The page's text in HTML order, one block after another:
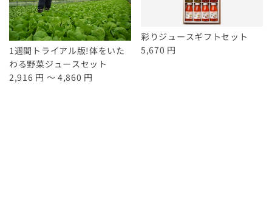
1週間トライアル版!体をいた
わる野菜ジュースセット
2,916 円 ～ 4,860 円
彩りジュースギフトセット
5,670 円